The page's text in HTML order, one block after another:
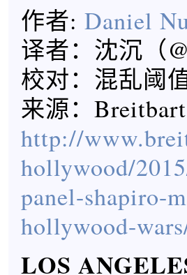
作者: Daniel
译者：沈沉（
校对：混乱阈
来源：Breitbart
http://
hollywood/
panel-shapiro-
hollywood-
LOS